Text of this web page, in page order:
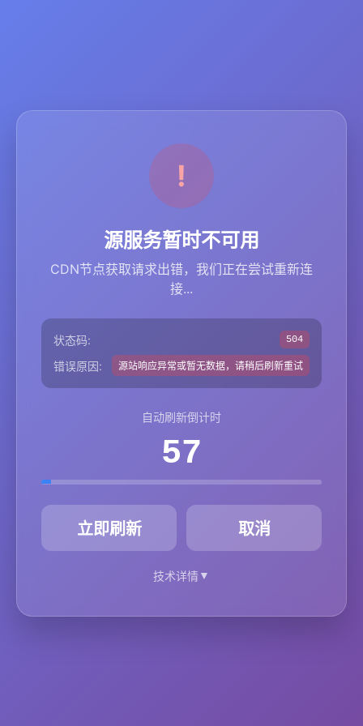
源服务暂时不可用
CDN节点获取请求出错，我们正在尝试重新连
接...
状态码: 504
错误原因: 源站响应异常或暂无数据，请稍后刷新重试
自动刷新倒计时
57
立即刷新 取消
技术详情▼